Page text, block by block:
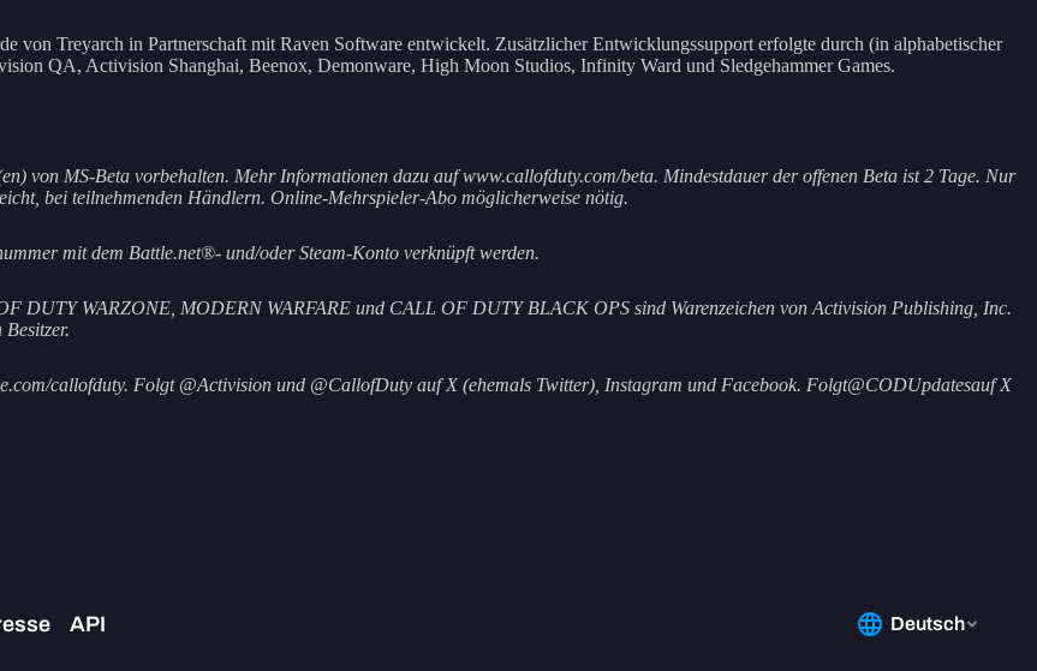
Treyarch in Partnerschaft mit Raven Software entwickelt. Zusätzlicher Entwicklungssupport erfolgte durch (in alphabetischer
QA, Activision Shanghai, Beenox, Demonware, High Moon Studios, Infinity Ward und Sledgehammer Games.
von MS-Beta vorbehalten. Mehr Informationen dazu auf www.callofduty.com/beta. Mindestdauer der offenen Beta ist 2 Tage. Nur
bei teilnehmenden Händlern. Online-Mehrspieler-Abo möglicherweise nötig.
mit dem Battle.net®- und/oder Steam-Konto verknüpft werden.
WARZONE, MODERN WARFARE und CALL OF DUTY BLACK OPS sind Warenzeichen von Activision Publishing, Inc.
callofduty. Folgt @Activision und @CallofDuty auf X (ehemals Twitter), Instagram und Facebook. Folgt@CODUpdatesauf X